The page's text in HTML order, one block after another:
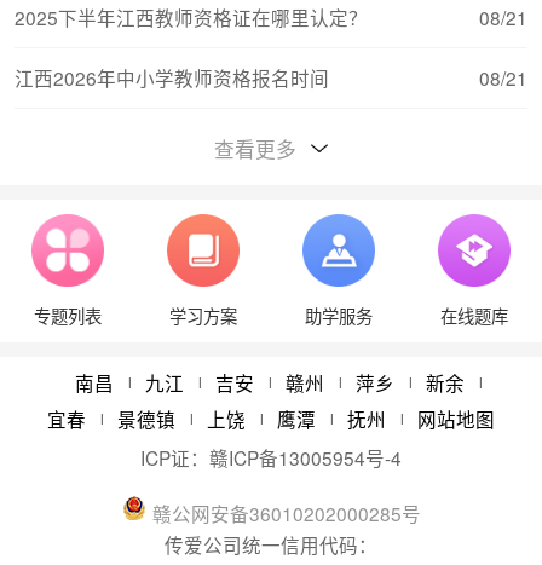
2025下半年江西教师资格证在哪里认定？ 08/21
江西2026年中小学教师资格报名时间 08/21
江西教师资格证对普通话的要求
08/11
江西教师资格报考条件学历要求 08/21
2024年江西省教师资格认定体检时间 05/22
查看更多
专题列表 学习方案 助学服务 在线题库
南昌 | 九江 | 吉安 | 赣州 | 萍乡 | 新余 |
宜春 | 景德镇 | 上饶 | 鹰潭 | 抚州 |
网站地图
ICP证： 赣ICP备13005954号-4
赣公网安备36010202000285号
传爱公司统一信用代码：